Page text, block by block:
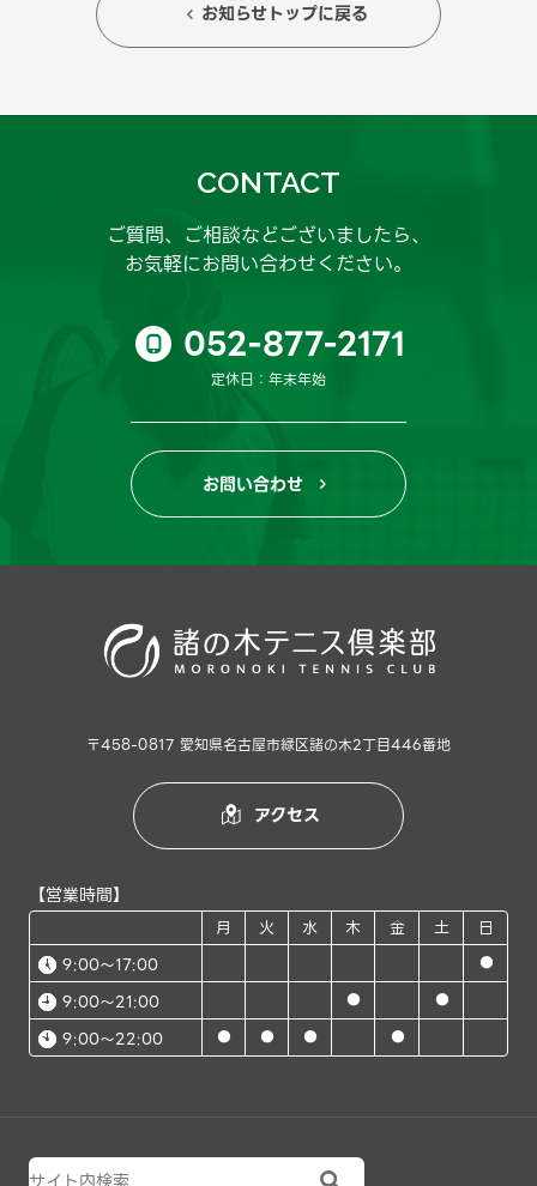
 お知らせトップに戻る
CONTACT
ご質問、ご相談などございましたら、
お気軽にお問い合わせください。
 052-877-2171
定休日：年末年始
お問い合わせ 
〒458-0817 愛知県名古屋市緑区諸の木2丁目446番地
 アクセス
【営業時間】
月 火 水 木 金 土
日
9:00～17:00
●
9:00～21:00 ● ●
9:00～22:00 ● ● ● ●
